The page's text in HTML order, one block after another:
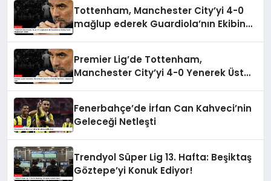
Tottenham, Manchester City’yi 4-0
mağlup ederek Guardiola’nın Ekibine
Premier Lig’de Tottenham,
Manchester City’yi 4-0 Yenerek Üst
Fenerbahçe’de İrfan Can Kahveci’nin
Geleceği Netleşti
Trendyol Süper Lig 13. Hafta: Beşiktaş
Göztepe’yi Konuk Ediyor!